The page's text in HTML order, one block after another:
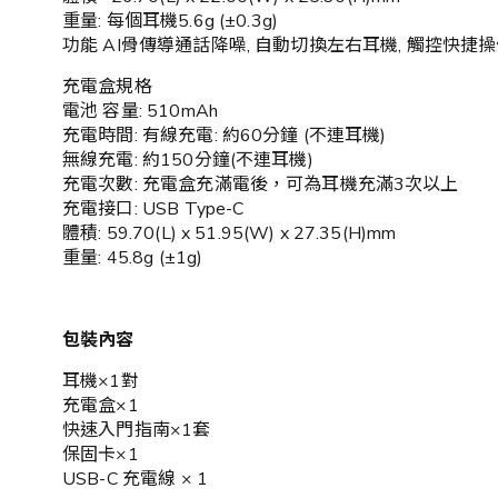
重量: 每個耳機5.6g (±0.3g)
功能 AI骨傳導通話降噪, 自動切換左右耳機, 觸控快捷
充電盒規格
電池 容量: 510mAh
充電時間: 有線充電: 約60分鐘 (不連耳機)
無線充電: 約150分鐘(不連耳機)
充電次數: 充電盒充滿電後，可為耳機充滿3次以上
充電接口: USB Type-C
體積: 59.70(L) x 51.95(W) x 27.35(H)mm
重量: 45.8g (±1g)
包裝內容
耳機×1對
充電盒×1
快速入門指南×1套
保固卡×1
USB-C 充電線 × 1